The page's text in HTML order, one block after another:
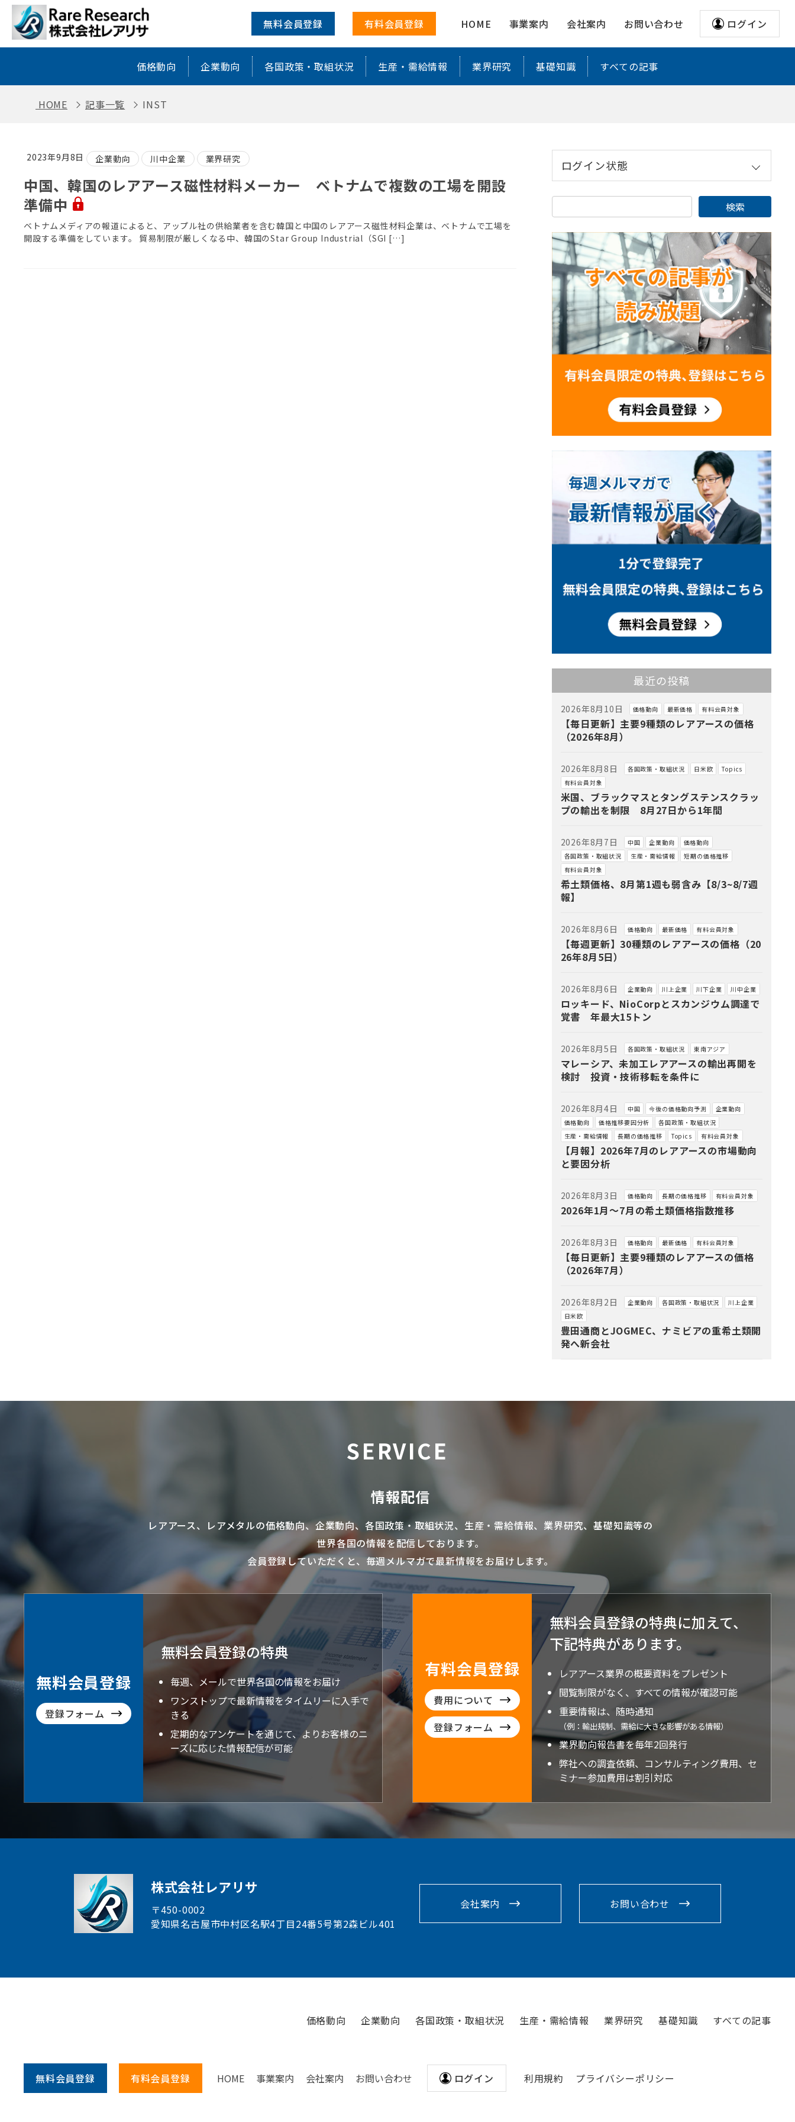
INST ｜ レアアース・レアメタルに特化した情報を配信
無料会員登録 有料会員登録 HOME 事業案内 会社案内 お問い合わせ ログイン
価格動向 企業動向 各国政策・取組状況 生産・需給情報 業界研究 基礎知識 すべての記事
HOME 記事一覧 INST
2023年9月8日 企業動向 川中企業 業界研究
中国、韓国のレアアース磁性材料メーカー ベトナムで複数の工場を開設
準備中
ベトナムメディアの報道によると、アップル社の供給業者を含む韓国と中国のレアアース磁性材料企業は、ベトナムで工場を
開設する準備をしています。 貿易制限が厳しくなる中、韓国のStar Group Industrial（SGI […]
ログイン状態
最近の投稿
2026年8月10日 価格動向 最新価格 有料会員対象
【毎日更新】主要9種類のレアアースの価格
（2026年8月）
2026年8月8日 各国政策・取組状況 日米欧
Topics
有料会員対象
米国、ブラックマスとタングステンスクラッ
プの輸出を制限 8月27日から1年間
2026年8月7日 中国 企業動向
価格動向
各国政策・取組状況
生産・需給情報
短期の価格推移
有料会員対象
希土類価格、8月第1週も弱含み【8/3~8/7週
報】
2026年8月6日 価格動向 最新価格 有料会員対象
【毎週更新】30種類のレアアースの価格（20
26年8月5日）
2026年8月6日 企業動向 川上企業 川下企業 川中企業
ロッキード、NioCorpとスカンジウム調達で
覚書 年最大15トン
2026年8月5日 各国政策・取組状況 東南アジア
マレーシア、未加工レアアースの輸出再開を
検討 投資・技術移転を条件に
2026年8月4日 中国 今後の価格動向予測
企業動向
価格動向
価格推移要因分析
各国政策・取組状況
生産・需給情報
長期の価格推移 Topics 有料会員対象
【月報】2026年7月のレアアースの市場動向
と要因分析
2026年8月3日 価格動向 長期の価格推移 有料会員対象
2026年1月～7月の希土類価格指数推移
2026年8月3日 価格動向 最新価格 有料会員対象
【毎日更新】主要9種類のレアアースの価格
（2026年7月）
2026年8月2日 企業動向 各国政策・取組状況
川上企業
日米欧
豊田通商とJOGMEC、ナミビアの重希土類開
発へ新会社
SERVICE
情報配信
レアアース、 レアメタルの価格動向、企業動向、各国政策・取組状況、生産・需給情報、業界研究、基礎知識等の
世界各国の情報を配信しております。
会員登録していただくと、毎週メルマガで最新情報をお届けします。
無料会員登録
登録フォーム
無料会員登録の特典
毎週、メールで世界各国の情報をお届け
ワンストップで最新情報をタイムリーに入手で
きる
定期的なアンケートを通じて、よりお客様のニ
ーズに応じた情報配信が可能
有料会員登録
費用について
登録フォーム
無料会員登録の特典に加えて、
下記特典があります。
レアアース業界の概要資料をプレゼント
閲覧制限がなく、すべての情報が確認可能
重要情報は、随時通知
（例：輸出規制、需給に大きな影響がある情報）
業界動向報告書を毎年2回発行
弊社への調査依頼、コンサルティング費用、セ
ミナー参加費用は割引対応
株式会社レアリサ
〒450-0002
愛知県名古屋市中村区名駅4丁目24番5号第2森ビル401
会社案内 お問い合わせ
価格動向 企業動向 各国政策・取組状況 生産・需給情報 業界研究 基礎知識 すべての記事
無料会員登録 有料会員登録 HOME 事業案内 会社案内 お問い合わせ ログイン 利用規約 プライバシーポリシー